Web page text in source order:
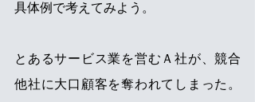
具体例で考えてみよう。
とあるサービス業を営むＡ社が、競合
他社に大口顧客を奪われてしまった。